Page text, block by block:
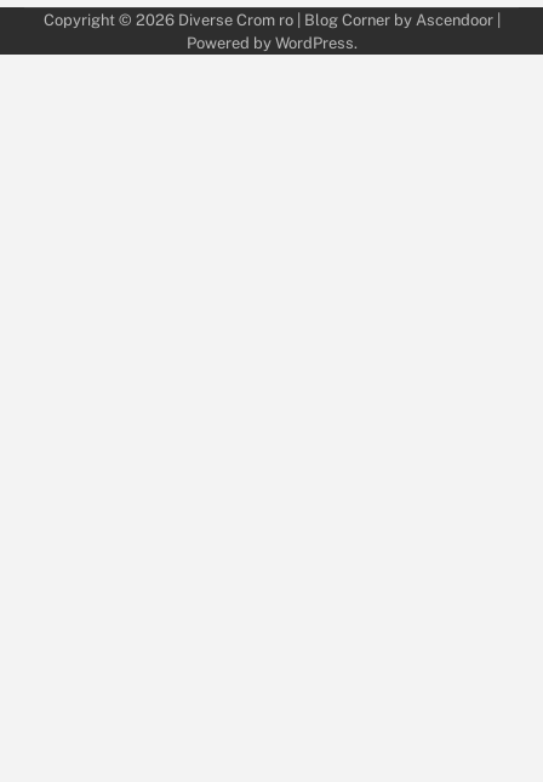
Copyright © 2026 Diverse Crom ro| Blog Corner by Ascendoor|
Powered by WordPress.